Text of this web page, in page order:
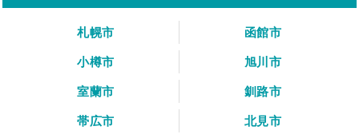
札幌市
函館市
小樽市
旭川市
室蘭市
釧路市
帯広市
北見市